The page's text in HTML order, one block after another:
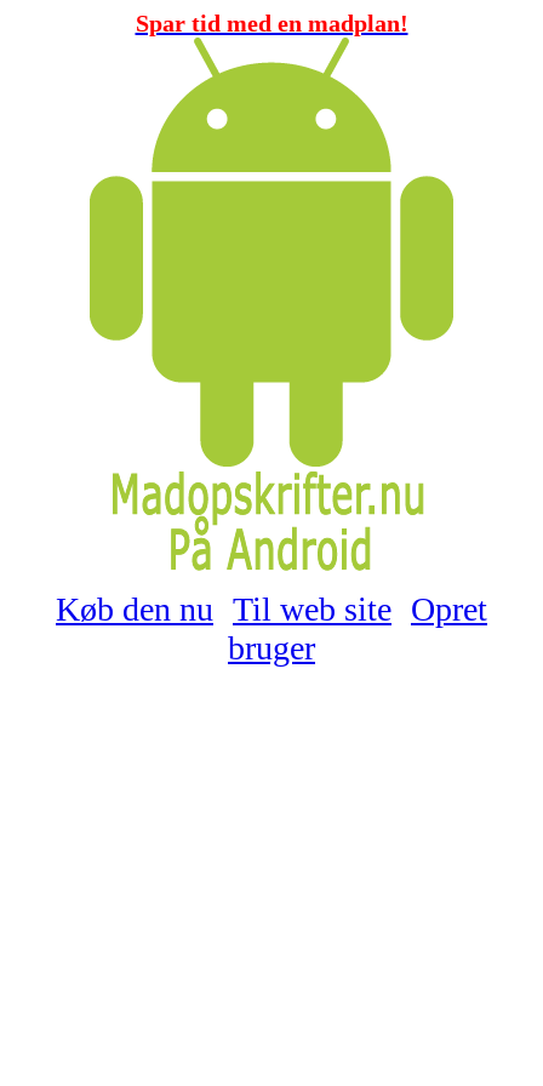
Spar tid med en madplan!
Køb den nu Til web site Opret
bruger